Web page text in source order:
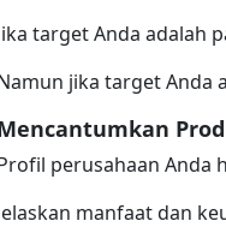
target Anda adalah
jika target Anda
perusahaan Anda
manfaat dan